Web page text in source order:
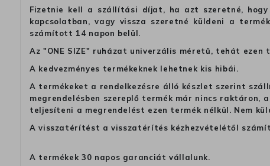
Fizetnie kell a szállítási díjat, ha azt szeretné,
kapcsolatban, vagy vissza szeretné küldeni a
számított 14 napon belül.
Az "ONE SIZE" ruházat univerzális méretű, tehát
A kedvezményes termékeknek lehetnek kis hibái.
A termékeket a rendelkezésre álló készlet szerint
megrendelésben szereplő termék már nincs raktáron,
teljesíteni a megrendelést ezen termék nélkül. Nem
A visszatérítést a visszatérítés kézhezvételétől
A termékek 30 napos garanciát vállalunk.